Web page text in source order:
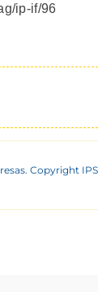
ip-if/96
Copyright